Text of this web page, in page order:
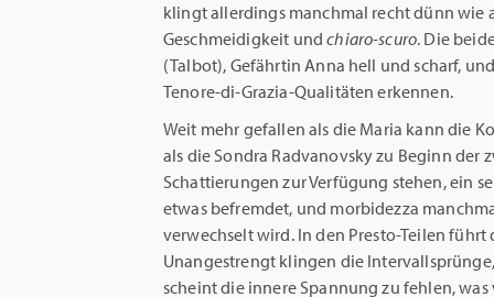
klingt allerdings manchmal recht dünn wie
Geschmeidigkeit undchiaro-scuro. Die
(Talbot), Gefährtin Anna hell und scharf,
Tenore-di-Grazia-Qualitäten erkennen.
Weit mehr gefallen als die Maria kann die
als die Sondra Radvanovsky zu Beginn der
Schattierungen zur Verfügung stehen, ein
etwas befremdet, und morbidezza
verwechselt wird. In den Presto-Teilen
Unangestrengt klingen die
scheint die innere Spannung zu fehlen,